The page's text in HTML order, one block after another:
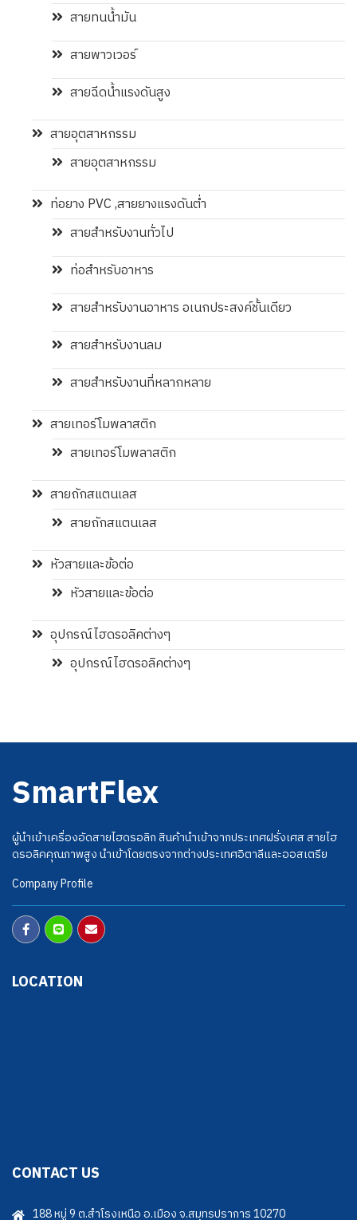
สายทนน้ำมัน
สายพาวเวอร์
สายฉีดน้ำแรงดันสูง
สายอุตสาหกรรม
สายอุตสาหกรรม
ท่อยาง PVC ,สายยางแรงดันต่ำ
สายสำหรับงานทั่วไป
ท่อสำหรับอาหาร
สายสำหรับงานอาหาร อเนกประสงค์ชั้นเดียว
สายสำหรับงานลม
สายสำหรับงานที่หลากหลาย
สายเทอร์โมพลาสติก
สายเทอร์โมพลาสติก
สายถักสแตนเลส
สายถักสแตนเลส
หัวสายและข้อต่อ
หัวสายและข้อต่อ
อุปกรณ์ไฮดรอลิคต่างๆ
อุปกรณ์ไฮดรอลิคต่างๆ
SmartFlex
ผู้นำเข้าเครื่องอัดสายไฮดรอลิก สินค้านำเข้าจากประเทศฝรั่งเศส สายไฮ
ดรอลิคคุณภาพสูง นำเข้าโดยตรงจากต่างประเทศอิตาลีและออสเตรีย
Company Profile
LOCATION
CONTACT US
188 หมู่ 9 ต.สำโรงเหนือ อ.เมือง จ.สมุทรปราการ 10270